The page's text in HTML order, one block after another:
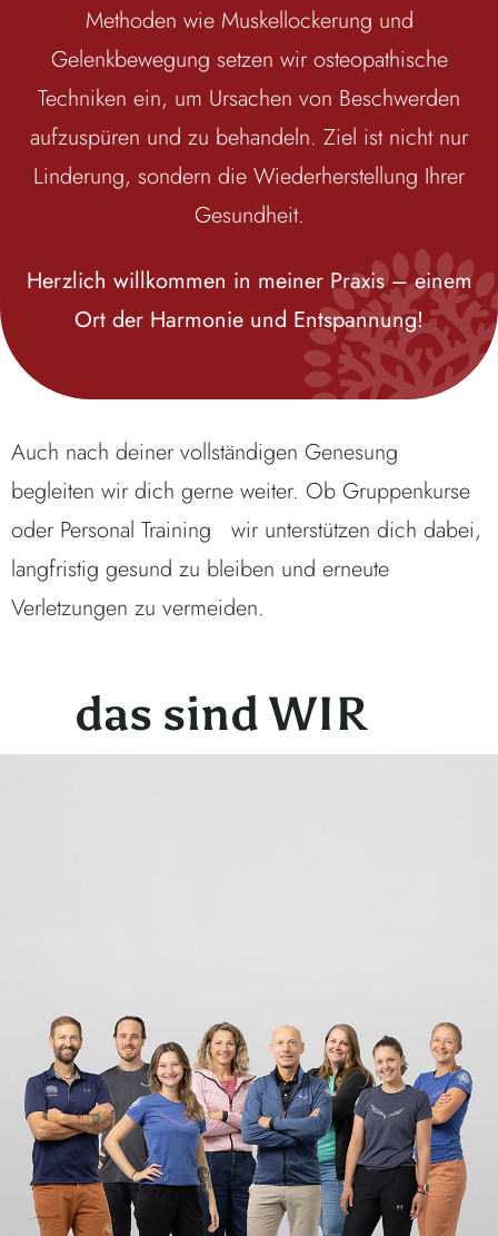
Methoden wie Muskellockerung und
Gelenkbewegung setzen wir osteopathische
Techniken ein, um Ursachen von Beschwerden
aufzuspüren und zu behandeln. Ziel ist nicht nur
Linderung, sondern die Wiederherstellung Ihrer
Gesundheit.
Herzlich willkommen in meiner Praxis – einem
Ort der Harmonie und Entspannung!
Auch nach deiner vollständigen Genesung
begleiten wir dich gerne weiter. Ob Gruppenkurse
oder Personal Training wir unterstützen dich dabei,
langfristig gesund zu bleiben und erneute
Verletzungen zu vermeiden.
das sind WIR